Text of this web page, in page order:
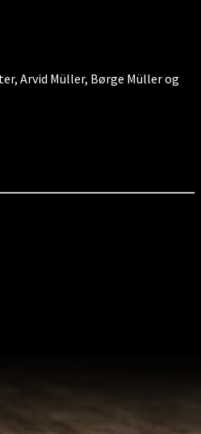
Arvid Müller, Børge Müller og